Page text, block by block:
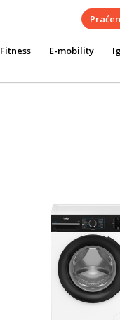
Fitness E-mobility